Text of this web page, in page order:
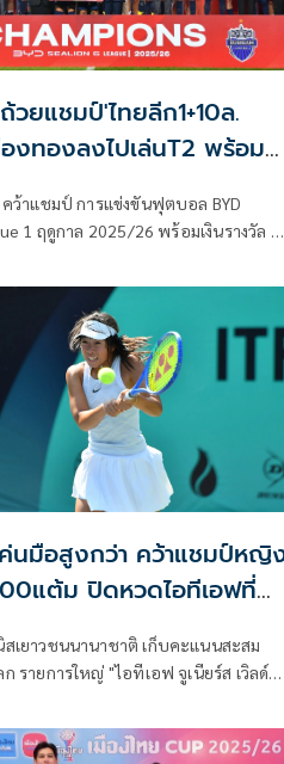
วยแชมป์'ไทยลีก1+10ล.
องทองลงไปเล่นT2 พร้อม
า-พลังกาญจน์
คว้าแชมป์ การแข่งขันฟุตบอล BYD
1 ฤดูกาล 2025/26 พร้อมเงินรางวัล 10
Elite รอบลีก สเตจ ฤดูกาล 2026/
นมือสูงกว่า คว้าแชมป์หญิ
แต้ม ปิดหวดไอทีเอฟที่
สเยาวชนนานาชาติ เก็บคะแนนสะสม
รายการใหญ่ "ไอทีเอฟ จูเนียร์ส เวิลด์
นนทบุรี เมื่อวันที่ 7 มี.ค. 2569 เป็นวัน
ธานี แสนยาอุโฆษ กรรมการอำนวยการ